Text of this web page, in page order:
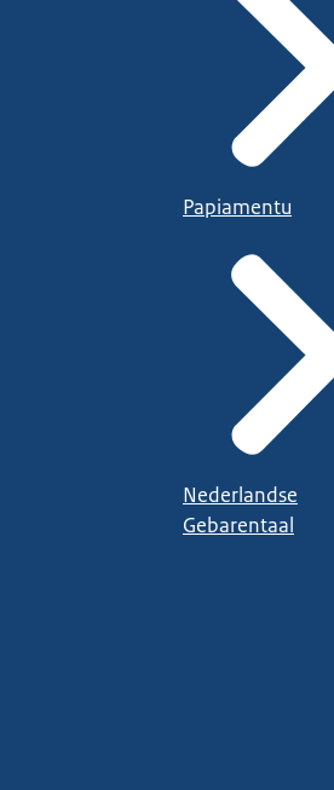
Papiamentu
Nederlandse
Gebarentaal